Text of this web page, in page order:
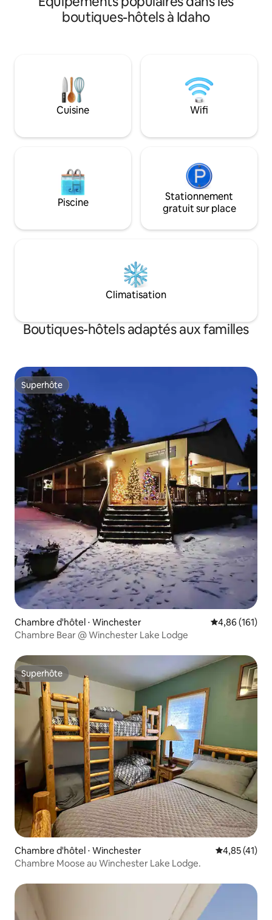
divertissements. ENREGISTREMENT À
CÔTÉ AU BARBECUE ET SALON DE LA
votre coopération.
mélangées à une
montagne, cet
propriété. Cet
pour 2, une
commode, un
une climatisation,
espace est grand
boutiques-hôtels à Idaho
Cuisine Wifi
Piscine
Stationnement
gratuit sur place
Climatisation
Boutiques-hôtels adaptés aux familles
Superhôte
Superhôte
Chambre d'hôtel ⋅ Winchester Évaluation
4,86 (161)
Chambre Bear @ Winchester Lake Lodge
Superhôte
Superhôte
Chambre d'hôtel ⋅ Winchester Évaluation
4,85 (41)
Chambre Moose au Winchester Lake Lodge.